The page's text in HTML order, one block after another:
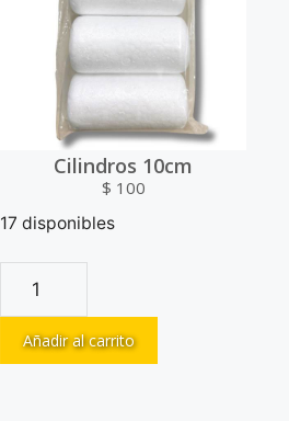
Cilindros 10cm
$ 100
17 disponibles
Añadir al carrito